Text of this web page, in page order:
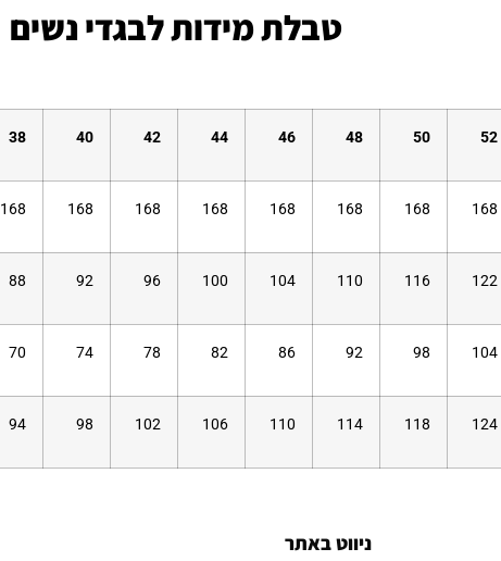
טבלת מידות לבגדי נשים
52
50
48
46
44
42
40
38
168
168
168
168
168
168
168
168
122
116
110
104
100
96
92
88
104
98
92
86
82
78
74
70
124
118
114
110
106
102
98
94
ניווט באתר